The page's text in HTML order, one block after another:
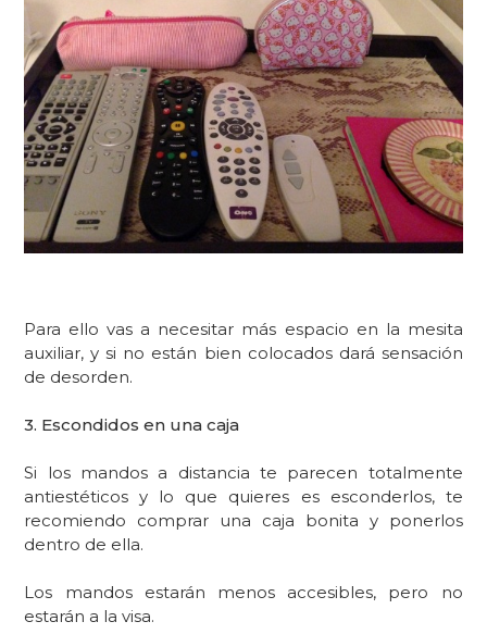
Para ello vas a necesitar más espacio en la mesita
auxiliar, y si no están bien colocados dará sensación
de desorden.
3. Escondidos en una caja
Si los mandos a distancia te parecen totalmente
antiestéticos y lo que quieres es esconderlos, te
recomiendo comprar una caja bonita y ponerlos
dentro de ella.
Los mandos estarán menos accesibles, pero no
estarán a la visa.